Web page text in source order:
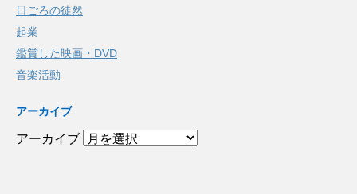
日ごろの徒然
起業
鑑賞した映画・DVD
音楽活動
アーカイブ
アーカイブ